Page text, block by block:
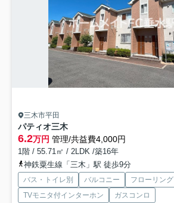
三木市平田
パティオ三木
6.2万円 管理/共益費4,000円
1階 / 55.71㎡ / 2LDK /築16年
神鉄粟生線「三木」駅 徒歩9分
バス・トイレ別 バルコニー フローリング
TVモニタ付インターホン
ガスコンロ